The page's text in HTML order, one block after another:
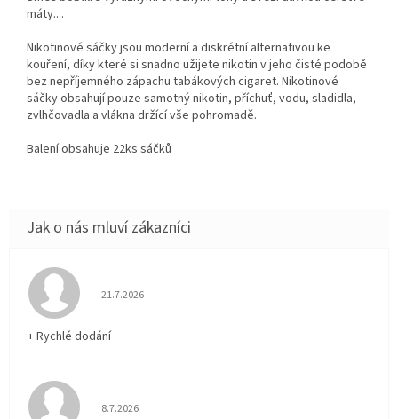
máty....
Nikotinové sáčky jsou moderní a diskrétní alternativou ke
kouření, díky které si snadno užijete nikotin v jeho čisté podobě
bez nepříjemného zápachu tabákových cigaret. Nikotinové
sáčky obsahují pouze samotný nikotin, příchuť, vodu, sladidla,
zvlhčovadla a vlákna držící vše pohromadě.
Balení obsahuje 22ks sáčků
Hodnocení obchodu je 5 z 5 hvězdiček.
21.7.2026
+ Rychlé dodání
Hodnocení obchodu je 5 z 5 hvězdiček.
8.7.2026